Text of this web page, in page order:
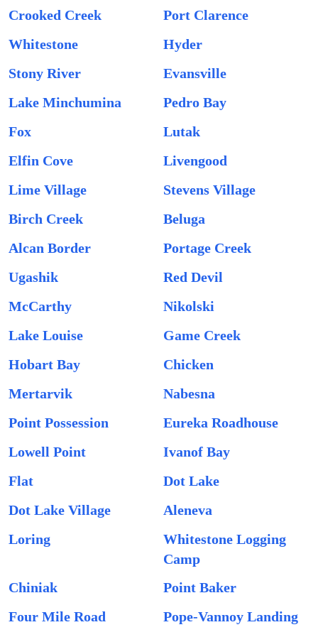
Crooked Creek
Port Clarence
Whitestone
Hyder
Stony River
Evansville
Lake Minchumina
Pedro Bay
Fox
Lutak
Elfin Cove
Livengood
Lime Village
Stevens Village
Birch Creek
Beluga
Alcan Border
Portage Creek
Ugashik
Red Devil
McCarthy
Nikolski
Lake Louise
Game Creek
Hobart Bay
Chicken
Mertarvik
Nabesna
Point Possession
Eureka Roadhouse
Lowell Point
Ivanof Bay
Flat
Dot Lake
Dot Lake Village
Aleneva
Loring
Whitestone Logging
Camp
Chiniak
Point Baker
Four Mile Road
Pope-Vannoy Landing